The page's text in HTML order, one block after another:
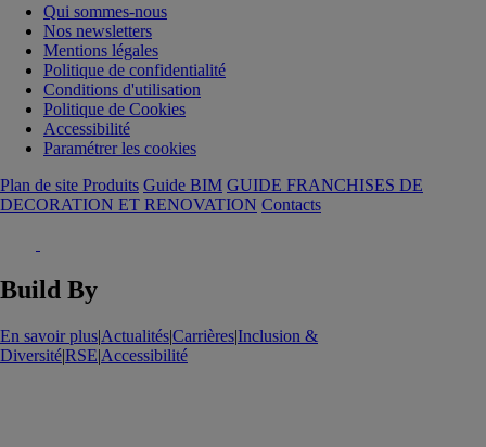
Qui sommes-nous
Nos newsletters
Mentions légales
Politique de confidentialité
Conditions d'utilisation
Politique de Cookies
Accessibilité
Paramétrer les cookies
Plan de site Produits Guide BIM GUIDE FRANCHISES DE
DECORATION ET RENOVATION Contacts
Build By
En savoir plus|Actualités|Carrières|Inclusion &
Diversité|RSE|Accessibilité